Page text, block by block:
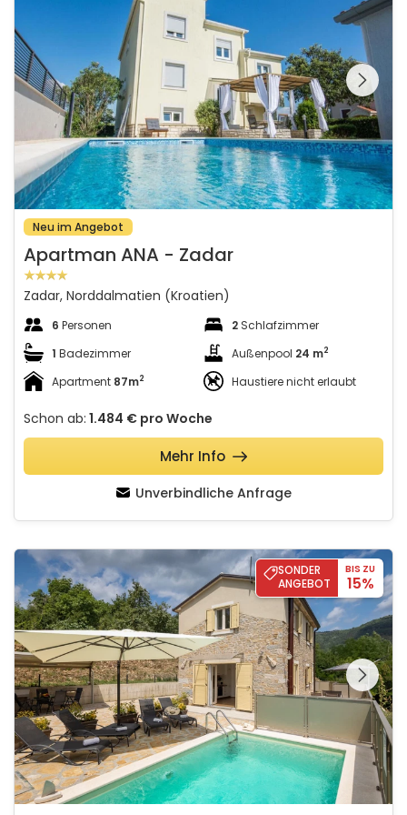
Schauen Sie sich die
gesamte Galerie
Neu im Angebot
Apartman ANA - Zadar
Zadar, Norddalmatien (Kroatien)
6 Personen 2 Schlafzimmer
1 Badezimmer Außenpool 24 m2
Apartment 87m2 Haustiere nicht erlaubt
Schon ab: 1.484 € pro Woche
Unverbindliche Anfrage
Mehr Info
Casa Mavretići
SONDER
ANGEBOT
BIS ZU
15%
Schauen Sie sich die
gesamte Galerie